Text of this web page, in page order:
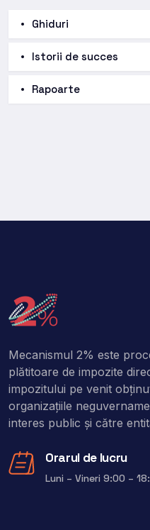
Ghiduri
Istorii de succes
Rapoarte
Mecanismul 2% este
plătitoare de impozite
impozitului pe venit
organizaţiile
interes public şi către
Orarul de lucru
Luni – Vineri 9:00 –